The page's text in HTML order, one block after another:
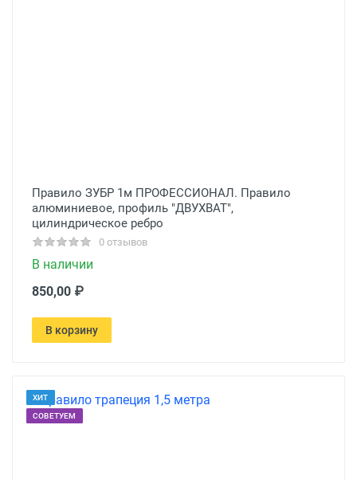
Правило ЗУБР 1м ПРОФЕССИОНАЛ. Правило
алюминиевое, профиль ″ДВУХВАТ″,
цилиндрическое ребро
0 отзывов
В наличии
850,00 ₽
В корзину
ХИТ
СОВЕТУЕМ